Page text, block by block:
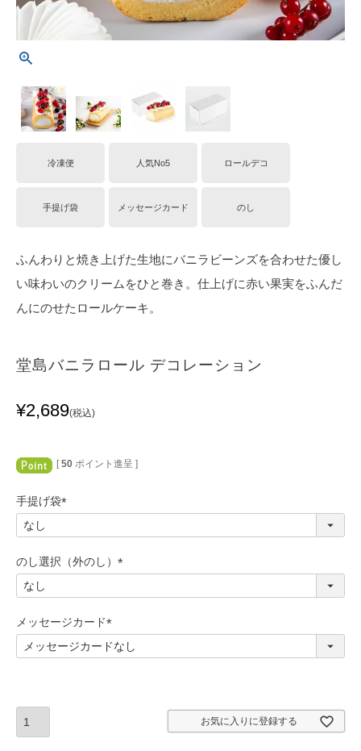
冷凍便 人気No5 ロールデコ
手提げ袋 メッセージカード のし
ふんわりと焼き上げた生地にバニラビーンズを合わせた優し
い味わいのクリームをひと巻き。仕上げに赤い果実をふんだ
んにのせたロールケーキ。
堂島バニラロール デコレーション
¥2,689 税込
[ 50 ポイント進呈 ]
手提げ袋
必
のし選択（外のし）
必
メッセージカード
(
必
お気に入りに登録する